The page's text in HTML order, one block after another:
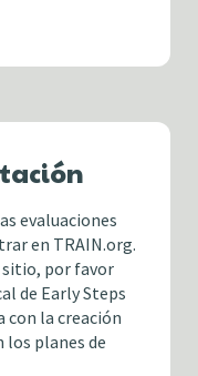
evaluaciones
en TRAIN.org.
sitio, por favor
de Early Steps
con la creación
los planes de